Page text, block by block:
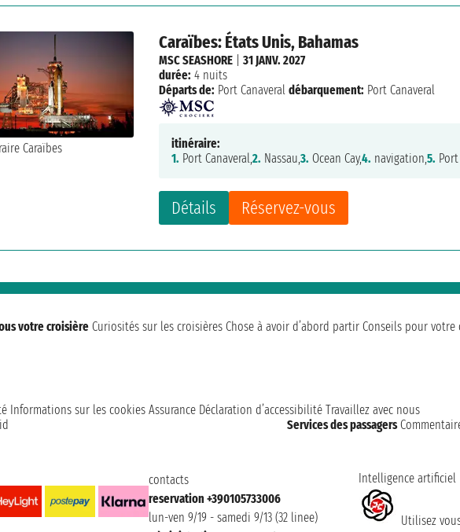
Caraïbes: États Unis, Bahamas
Détails Réservez-vous
MSC SEASHORE |31 JANV. 2027
durée: 4 nuits
Départs de: Port Canaveral débarquement: Port Canaveral
itinéraire:
1. Port Canaveral,2. Nassau,3. Ocean Cay,4. navigation,5.
votre croisière Curiosités sur les croisières Chose à avoir d’abord partir Conseils pour votre
Informations sur les cookies Assurance Déclaration d’accessibilité Travaillez avec nous
Services des passagers
contacts
reservation +390105733006
lun-ven 9/19 - samedi 9/13 (32 linee)
Intelligence artificiel
Utilisez